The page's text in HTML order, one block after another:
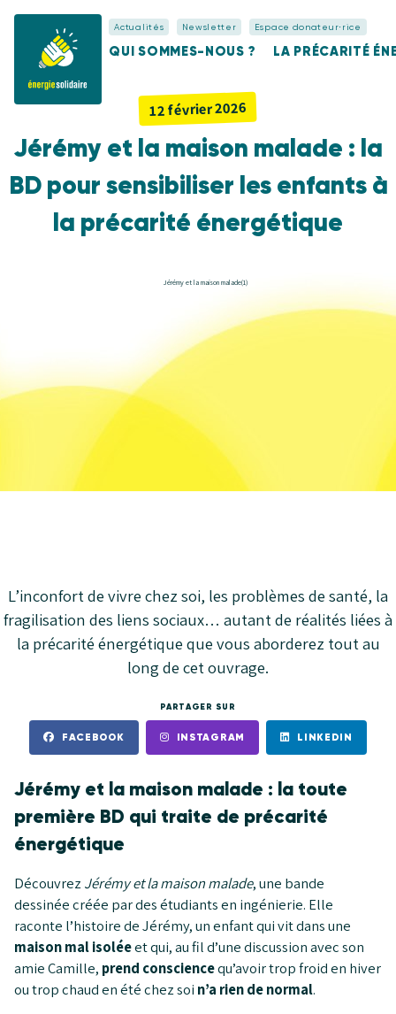
Actualités Newsletter Espace donateur⋅rice
QUI SOMMES-NOUS ? LA PRÉCARITÉ
12 février 2026
Jérémy et la maison malade : la
BD pour sensibiliser les enfants à
la précarité énergétique
L’inconfort de vivre chez soi, les problèmes de santé, la
fragilisation des liens sociaux… autant de réalités liées à
la précarité énergétique que vous aborderez tout au
long de cet ouvrage.
PARTAGER SUR
FACEBOOK INSTAGRAM LINKEDIN
Jérémy et la maison malade : la toute
première BD qui traite de précarité
énergétique
DécouvrezJérémy et la maison malade, une bande
dessinée créée par des étudiants en ingénierie. Elle
raconte l’histoire de Jérémy, un enfant qui vit dans une
maison mal isoléeet qui, au fil d’une discussion avec son
amie Camille, prend consciencequ’avoir trop froid en hiver
ou trop chaud en été chez soi n’a rien de normal.